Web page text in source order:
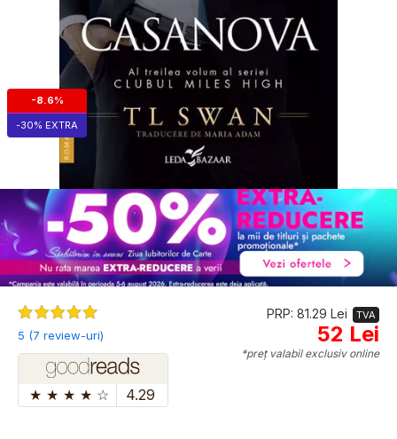
-8.6%
-30% EXTRA
5 (7 review-uri)
★ ★ ★ ★ ☆ 4.29
PRP: 81.29 Lei TVA
52 Lei
*preț valabil exclusiv online